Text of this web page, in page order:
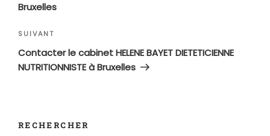
Bruxelles
Article
suivant
SUIVANT
Contacter le cabinet HELENE BAYET DIETETICIENNE
NUTRITIONNISTE à Bruxelles
RECHERCHER